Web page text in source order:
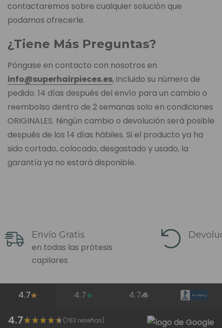
contactaremos sobre cualquier solución que
podamos ofrecerle.
¿Tiene Más Preguntas?
Póngase en contacto con nosotros en
info@superhairpieces.es, incluido su número de
pedido. 14 días después del envío para un cambio o
reembolso dentro de 2 semanas solo en condiciones
ORIGINALES. Ningún cambio o devolución será posible
después de los 14 días hábiles. Si el producto ya ha
sido cortado, colocado, desgastado y usado, la
garantía ya no estará disponible.
Envío Gratis
en todas las prótesis
capilares
4.7 4.7 4.7
4.7 (763 reseñas)